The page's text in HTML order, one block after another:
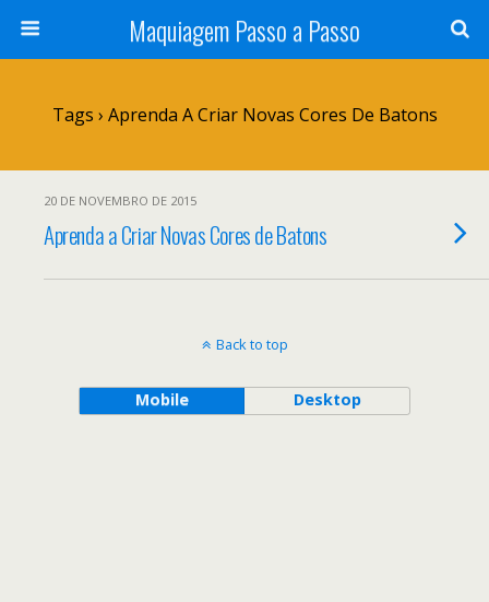
Maquiagem Passo a Passo
Tags › Aprenda A Criar Novas Cores De Batons
20 DE NOVEMBRO DE 2015
Aprenda a Criar Novas Cores de Batons
Back to top
Mobile Desktop